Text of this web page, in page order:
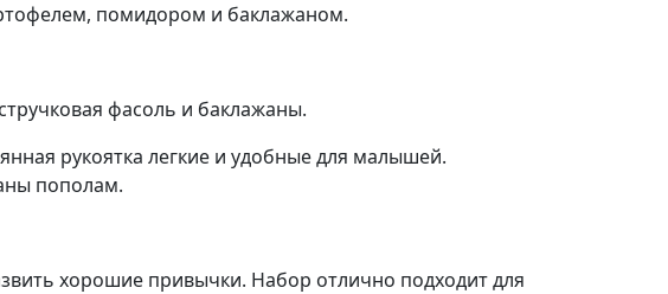
помидором и баклажаном.
фасоль и баклажаны.
рукоятка легкие и удобные для малышей.
пополам.
хорошие привычки. Набор отлично подходит для